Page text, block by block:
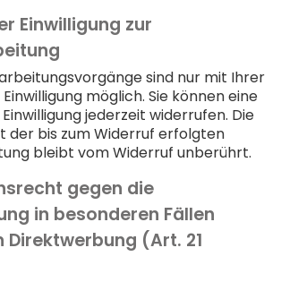
Einwilligung zur
sind nur mit Ihrer
möglich. Sie können eine
jederzeit widerrufen. Die
der bis zum Widerruf erfolgten
bleibt vom Widerruf unberührt.
gegen die
in besonderen Fällen
Direktwerbung (Art. 21